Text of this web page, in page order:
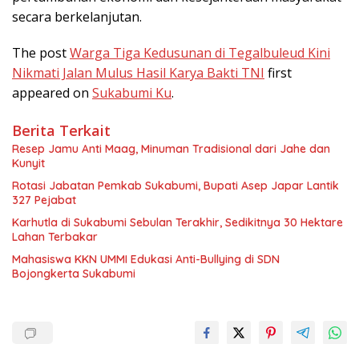
secara berkelanjutan.
The postWarga Tiga Kedusunan di Tegalbuleud Kini
Nikmati Jalan Mulus Hasil Karya Bakti TNI first
appeared on Sukabumi Ku.
Berita Terkait
Resep Jamu Anti Maag, Minuman Tradisional dari Jahe dan
Kunyit
Rotasi Jabatan Pemkab Sukabumi, Bupati Asep Japar Lantik
327 Pejabat
Karhutla di Sukabumi Sebulan Terakhir, Sedikitnya 30 Hektare
Lahan Terbakar
Mahasiswa KKN UMMI Edukasi Anti-Bullying di SDN
Bojongkerta Sukabumi